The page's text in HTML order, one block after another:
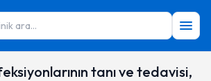
ara...
tanı ve tedavisi,